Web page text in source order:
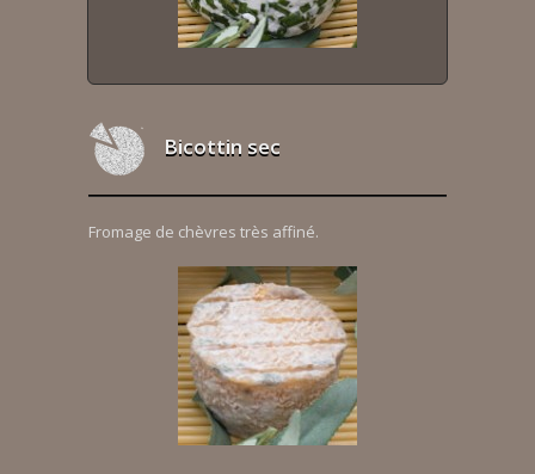
Bicottin sec
Fromage de chèvres très affiné.